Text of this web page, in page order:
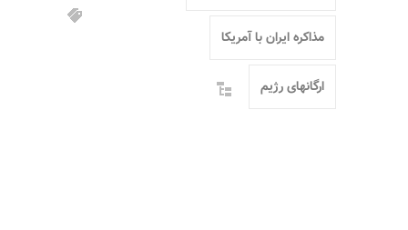
مذاکره ایران با آمریکا
ارگانهای رژیم